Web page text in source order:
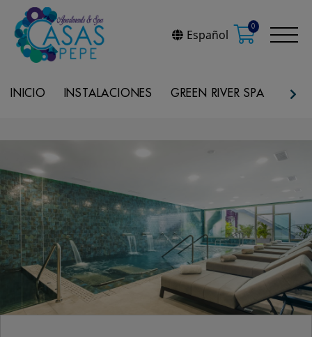
Español
0
INICIO INSTALACIONES GREEN RIVER SPA